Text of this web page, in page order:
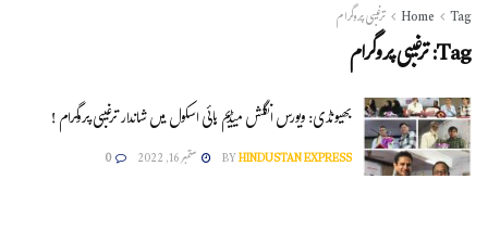
Home Tag ترغیبی پروگرام
Tag:ترغیبی پروگرام
بھیونڈی: ویورس انگلش میڈیم ہائی اسکول میں شاندار ترغیبی پروگرام !
BYHINDUSTAN EXPRESS ستمبر 16, 2022 0